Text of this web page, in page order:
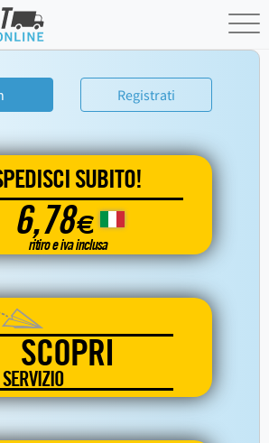
Registrati
SUBITO!
6,78€
ritiro e iva inclusa
SCOPRI